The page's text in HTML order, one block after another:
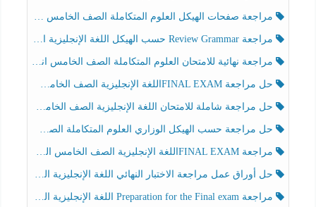
مراجعة صفحات الهيكل العلوم المتكاملة الصف الخامس انسبير الفصل الثالث
مراجعة Review Grammar حسب الهيكل اللغة الإنجليزية الصف الخامس الفصل الثالث
مراجعة نهائية للامتحان العلوم المتكاملة الصف الخامس انسبير الفصل الثالث
حل مراجعة FINAL EXAMاللغة الإنجليزية الصف الخامس الفصل الثالث
حل مراجعة شاملة للامتحان اللغة الإنجليزية الصف الخامس الفصل الثالث
حل مراجعة حسب الهيكل الوزاري العلوم المتكاملة الصف الخامس عام الفصل الثالث
مراجعة FINAL EXAMاللغة الإنجليزية الصف الخامس الفصل الثالث
حل أوراق عمل مراجعة الاختبار النهائي اللغة الإنجليزية الصف الرابع الفصل الثالث
مراجعة Preparation for the Final exam اللغة الإنجليزية الصف الرابع الفصل الثالث